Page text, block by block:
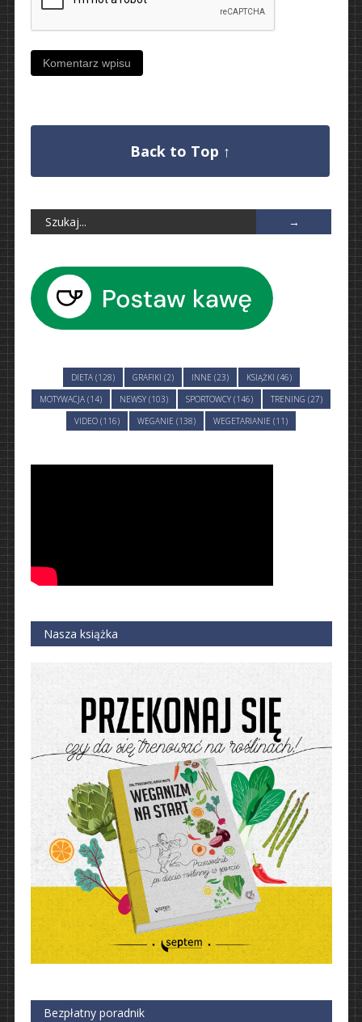
Back to Top ↑
DIETA (128) GRAFIKI (2) INNE (23)
KSIĄŻKI (46)
MOTYWACJA (14)
NEWSY (103) SPORTOWCY (146)
TRENING (27)
VIDEO (116)
WEGANIE (138) WEGETARIANIE (11)
Nasza książka
Bezpłatny poradnik